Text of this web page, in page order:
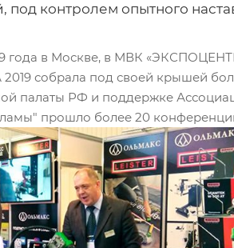
под контролем опытного
года в Москве, в МВК
собрала под своей крышей
палаты РФ и поддержке
прошло более 20